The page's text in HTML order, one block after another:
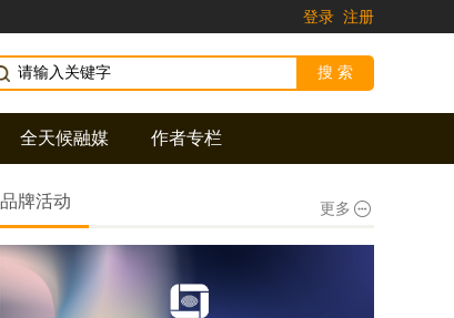
登录 注册
全天候融媒 作者专栏
品牌活动 更多